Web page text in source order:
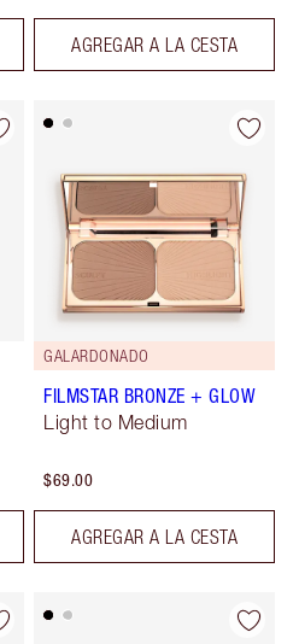
AGREGAR A LA CESTA
GALARDONADO
FILMSTAR BRONZE + GLOW
Light to Medium
$69.00
AGREGAR A LA CESTA